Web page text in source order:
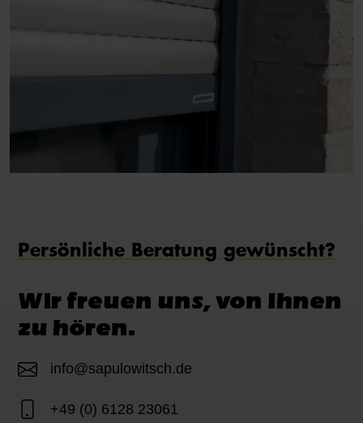
Persönliche Beratung gewünscht?
Wir freuen uns, von Ihnen
zu hören.
info@sapulowitsch.de
+49 (0) 6128 23061